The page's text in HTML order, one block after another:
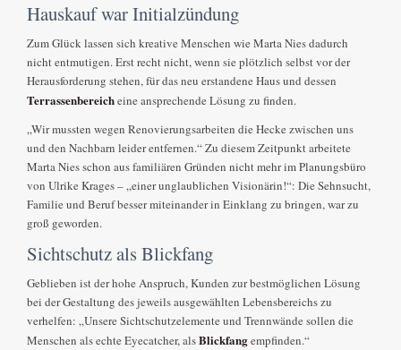
Hauskauf war Initialzündung
Zum Glück lassen sich kreative Menschen wie Marta Nies dadurch
nicht entmutigen. Erst recht nicht, wenn sie plötzlich selbst vor der
Herausforderung stehen, für das neu erstandene Haus und dessen
Terrassenbereicheine ansprechende Lösung zu finden.
„Wir mussten wegen Renovierungsarbeiten die Hecke zwischen uns
und den Nachbarn leider entfernen.“ Zu diesem Zeitpunkt arbeitete
Marta Nies schon aus familiären Gründen nicht mehr im Planungsbüro
von Ulrike Krages – „einer unglaublichen Visionärin!“: Die Sehnsucht,
Familie und Beruf besser miteinander in Einklang zu bringen, war zu
groß geworden.
Sichtschutz als Blickfang
Geblieben ist der hohe Anspruch, Kunden zur bestmöglichen Lösung
bei der Gestaltung des jeweils ausgewählten Lebensbereichs zu
verhelfen: „Unsere Sichtschutzelemente und Trennwände sollen die
Menschen als echte Eyecatcher, alsBlickfangempfinden.“